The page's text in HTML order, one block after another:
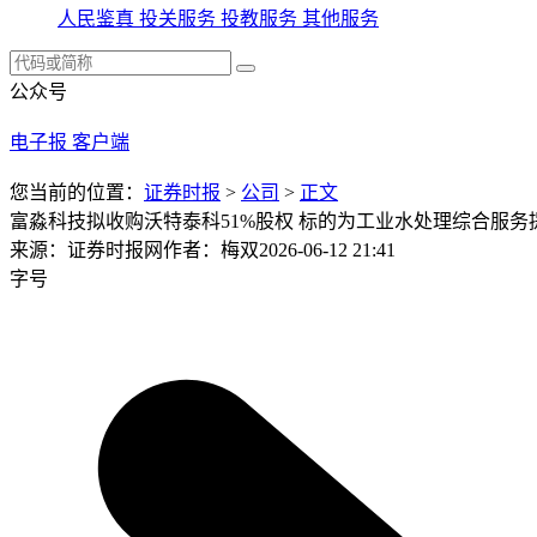
人民鉴真 投关服务 投教服务 其他服务
公众号
电子报 客户端
您当前的位置： 证券时报 > 公司 > 正文
富淼科技拟收购沃特泰科51%股权 标的为工业水处理综合服务
来源：证券时报网作者：梅双2026-06-12 21:41
字号